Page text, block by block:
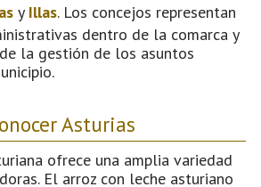
y Illas. Los concejos representan
dentro de la comarca y
la gestión de los asuntos
Asturias
ofrece una amplia variedad
El arroz con leche asturiano